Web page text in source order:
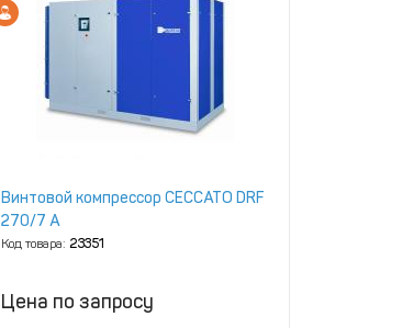
Винтовой компрессор CECCATO DRF
270/7 A
Код товара:23351
Цена по запросу